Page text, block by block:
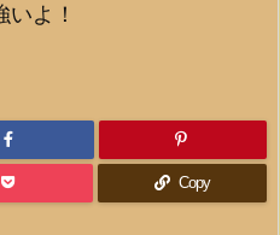
よ！
Copy